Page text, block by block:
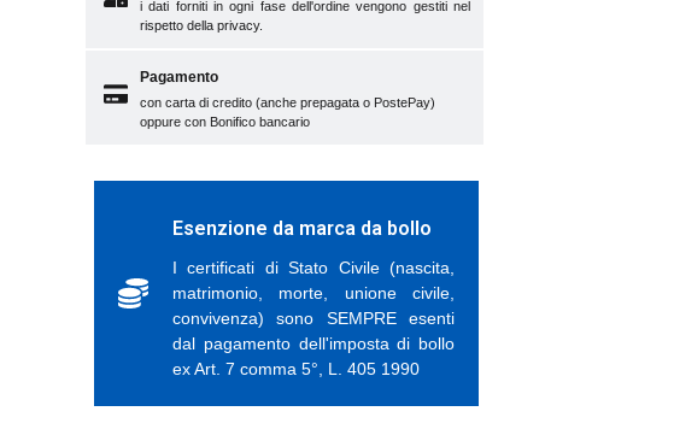
i dati forniti in ogni fase dell'ordine vengono gestiti nel
rispetto della privacy.
Pagamento
con carta di credito (anche prepagata o PostePay)
oppure con Bonifico bancario
Esenzione da marca da bollo
I certificati di Stato Civile (nascita,
matrimonio, morte, unione civile,
convivenza) sono SEMPRE esenti
dal pagamento dell'imposta di bollo
ex Art. 7 comma 5°, L. 405 1990